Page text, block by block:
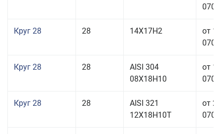
Круг 28 28 14Х17Н2
от
Круг 28 28
AISI 304
08Х18Н10
от
Круг 28 28
AISI 321
12Х18Н10Т
от